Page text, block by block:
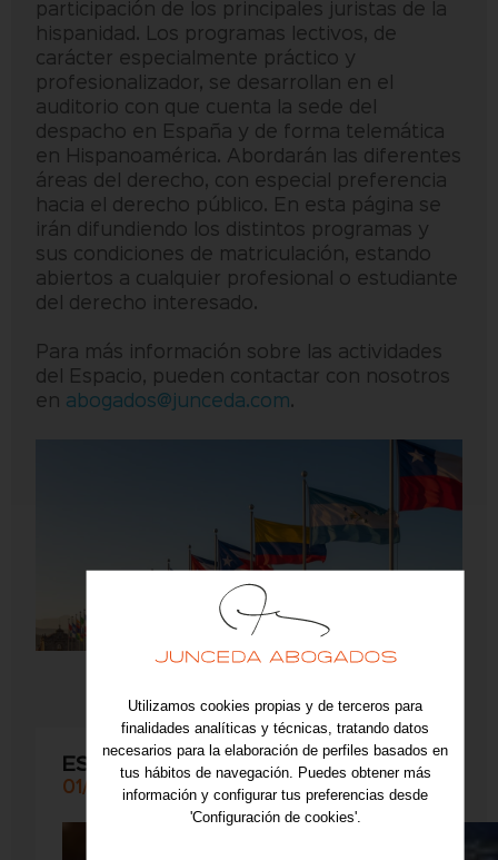
participación de los principales juristas de la
hispanidad. Los programas lectivos, de
carácter especialmente práctico y
profesionalizador, se desarrollan en el
auditorio con que cuenta la sede del
despacho en España y de forma telemática
en Hispanoamérica. Abordarán las diferentes
áreas del derecho, con especial preferencia
hacia el derecho público. En esta página se
irán difundiendo los distintos programas y
sus condiciones de matriculación, estando
abiertos a cualquier profesional o estudiante
del derecho interesado.
Para más información sobre las actividades
del Espacio, pueden contactar con nosotros
en abogados@junceda.com.
ESTRENADO CANAL EN YOUTUBE
01/07/2026
Utilizamos cookies propias y de terceros para
finalidades analíticas y técnicas, tratando datos
necesarios para la elaboración de perfiles basados en
tus hábitos de navegación. Puedes obtener más
información y configurar tus preferencias desde
'Configuración de cookies'.